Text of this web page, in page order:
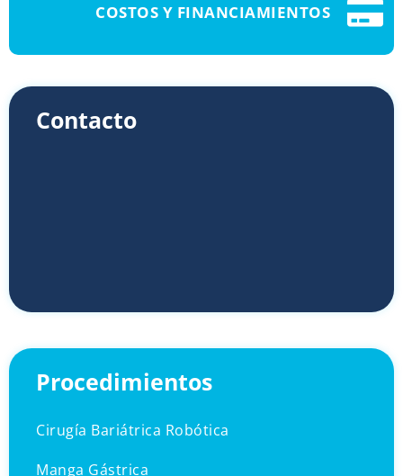
COSTOS Y FINANCIAMIENTOS
Contacto
Procedimientos
Cirugía Bariátrica Robótica
Manga Gástrica